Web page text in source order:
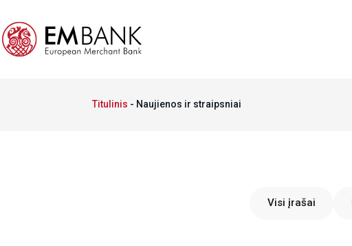
Titulinis - Naujienos ir straipsniai
Visi įrašai